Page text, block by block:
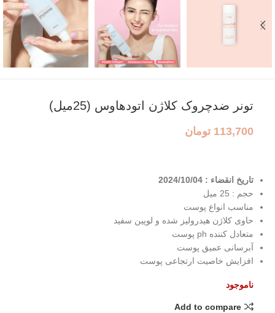
تونر ضدچروک کلاژن اتودهاوس (25میل)
113,700 تومان
تاریخ انقضاء : 2024/10/04
حجم : 25 میل
مناسب انواع پوست
حاوی کلاژن هیدرولیز شده و لوپین سفید
متعادل کننده ph پوست
آبرسانی عمیق پوست
افزایش خاصیت ارتجاعی پوست
ناموجود
Add to compare